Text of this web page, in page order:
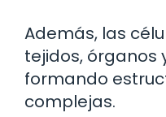
Además, las
tejidos, órganos
formando
complejas.